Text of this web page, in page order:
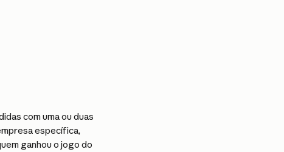
com uma ou duas
específica,
ganhou o jogo do